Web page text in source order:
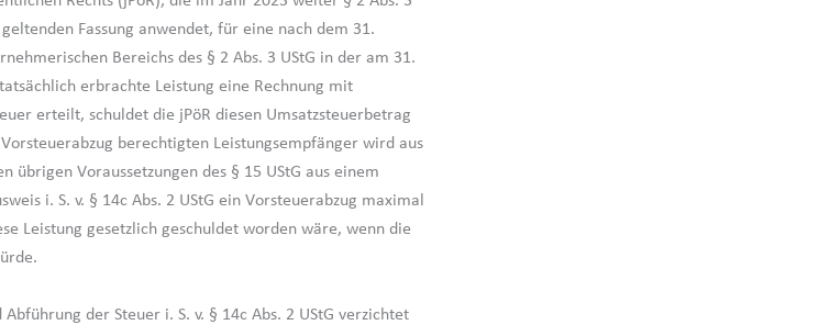
Fassung anwendet, für eine nach dem 31.
Bereichs des § 2 Abs. 3 UStG in der am 31.
erbrachte Leistung eine Rechnung mit
erteilt, schuldet die jPöR diesen Umsatzsteuerbetrag
berechtigten Leistungsempfänger wird aus
übrigen Voraussetzungen des § 15 UStG aus einem
i. S. v. § 14c Abs. 2 UStG ein Vorsteuerabzug maximal
Leistung gesetzlich geschuldet worden wäre, wenn die
der Steuer i. S. v. § 14c Abs. 2 UStG verzichtet